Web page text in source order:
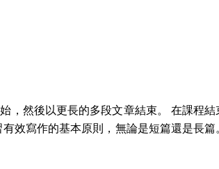
，然後以更長的多段文章結束。 在課程
效寫作的基本原則，無論是短篇還是長篇